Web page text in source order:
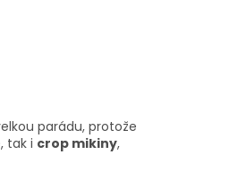
parádu, protože
tak i crop mikiny,